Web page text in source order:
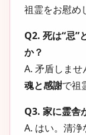
祖霊をお慰め
Q2. 死は“忌”
か？
A. 矛盾しませ
魂と感謝で祖
Q3. 家に霊舎
A. はい。清